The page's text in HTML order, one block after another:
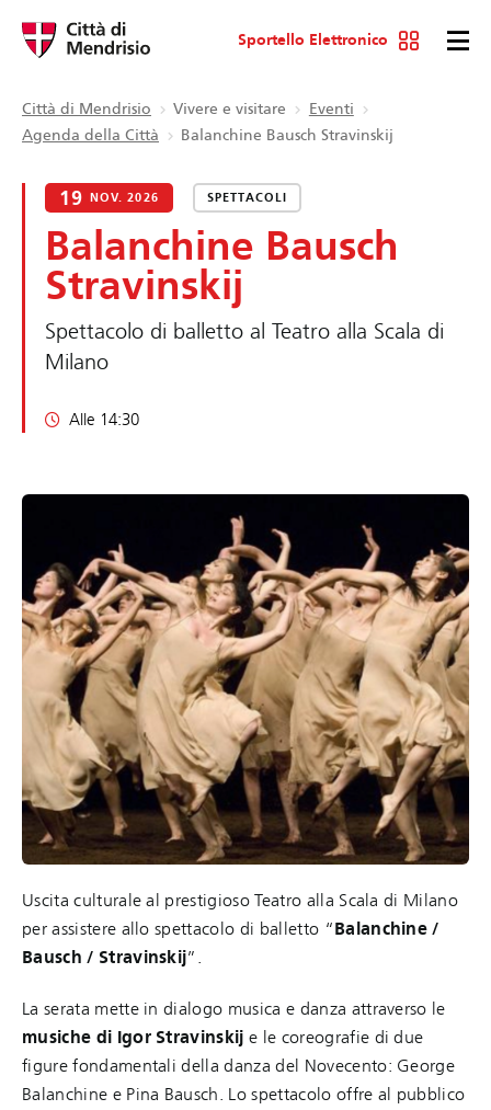
Sportello Elettronico
Città di Mendrisio Vivere e visitare
Eventi
Agenda della Città
Balanchine Bausch Stravinskij
19 NOV. 2026 SPETTACOLI
Balanchine Bausch
Stravinskij
Spettacolo di balletto al Teatro alla Scala di
Milano
Alle 14:30
Uscita culturale al prestigioso Teatro alla Scala di Milano
per assistere allo spettacolo di balletto “Balanchine /
Bausch / Stravinskij”.
La serata mette in dialogo musica e danza attraverso le
musiche di Igor Stravinskij e le coreografie di due
figure fondamentali della danza del Novecento: George
Balanchine e Pina Bausch. Lo spettacolo offre al pubblico